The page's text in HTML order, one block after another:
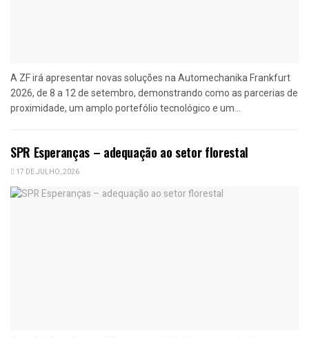
A ZF irá apresentar novas soluções na Automechanika Frankfurt
2026, de 8 a 12 de setembro, demonstrando como as parcerias de
proximidade, um amplo portefólio tecnológico e um...
SPR Esperanças – adequação ao setor florestal
17 DE JULHO, 2026